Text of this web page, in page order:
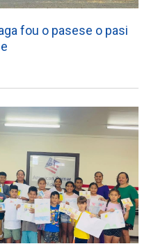
fou o pasese o pasi